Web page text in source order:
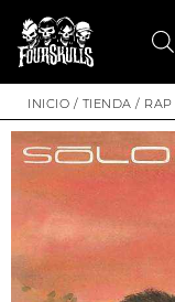
INICIO / TIENDA / RAP